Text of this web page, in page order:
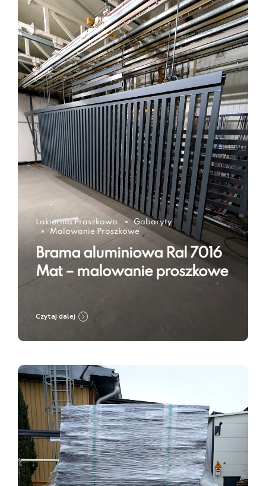
Lakiernia Proszkowa
Gabaryty
Malowanie Proszkowe
Brama aluminiowa Ral 7016
Mat – malowanie proszkowe
Czytaj dalej